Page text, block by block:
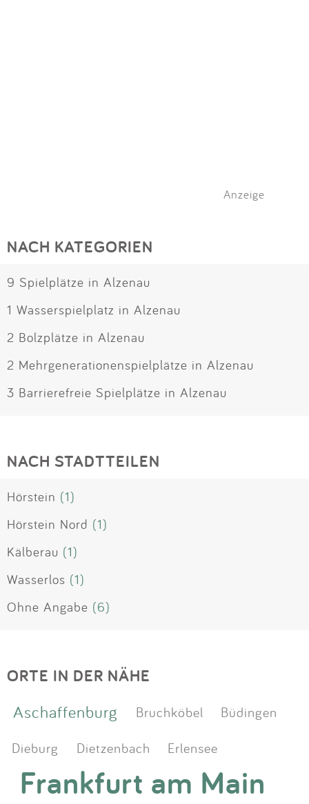
Anzeige
NACH KATEGORIEN
9 Spielplätze in Alzenau
1 Wasserspielplatz in Alzenau
2 Bolzplätze in Alzenau
2 Mehrgenerationenspielplätze in Alzenau
3 Barrierefreie Spielplätze in Alzenau
NACH STADTTEILEN
Hörstein (1)
Hörstein Nord (1)
Kälberau (1)
Wasserlos (1)
Ohne Angabe (6)
ORTE IN DER NÄHE
Aschaffenburg Bruchköbel
Büdingen
Dieburg
Dietzenbach Erlensee
Frankfurt am Main